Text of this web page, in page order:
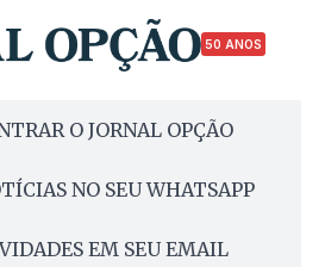
50 ANOS
O JORNAL OPÇÃO
NO SEU WHATSAPP
EM SEU EMAIL